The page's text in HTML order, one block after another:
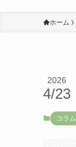
ホーム
2026
4/23
コラム